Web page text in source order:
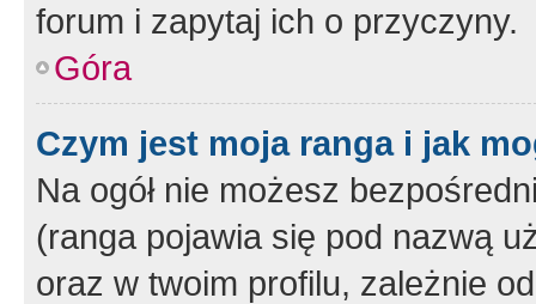
forum i zapytaj ich o przyczyny.
Góra
Czym jest moja ranga i jak
Na ogół nie możesz
(ranga pojawia się pod nazwą
oraz w twoim profilu, zależnie